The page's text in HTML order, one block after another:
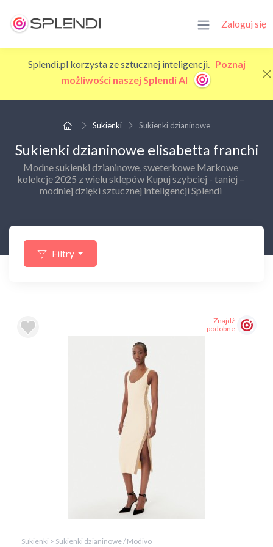
Zaloguj się
Splendi.pl korzysta ze sztucznej inteligencji. Poznaj
możliwości naszej Splendi AI
Sukienki Sukienki dzianinowe
Sukienki dzianinowe elisabetta franchi
Modne sukienki dzianinowe, sweterkowe Markowe
kolekcje 2025 z wielu sklepów Kupuj szybciej - taniej –
modniej dzięki sztucznej inteligencji Splendi
Filtry
Znajdź
podobne
Sukienki > Sukienki dzianinowe / Modivo